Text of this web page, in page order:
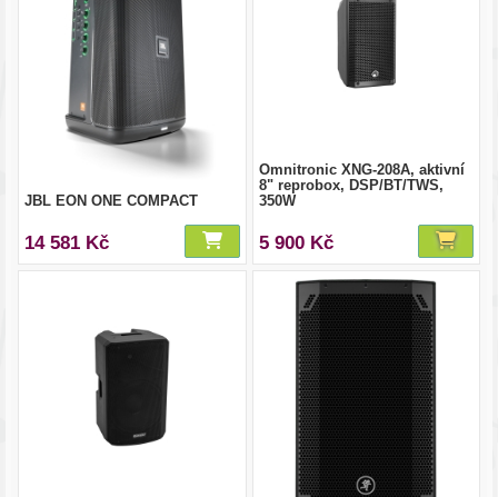
JBL EON ONE COMPACT
14 581 Kč
Omnitronic XNG-208A, aktivní
8" reprobox, DSP/BT/TWS,
350W
5 900 Kč